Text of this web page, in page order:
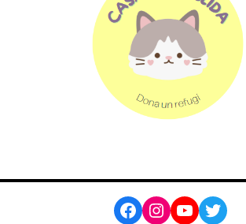
Facebook
Instagram
YouTube
Twitter